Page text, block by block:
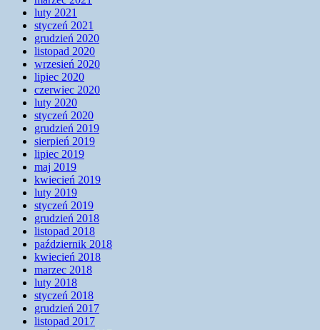
luty 2021
styczeń 2021
grudzień 2020
listopad 2020
wrzesień 2020
lipiec 2020
czerwiec 2020
luty 2020
styczeń 2020
grudzień 2019
sierpień 2019
lipiec 2019
maj 2019
kwiecień 2019
luty 2019
styczeń 2019
grudzień 2018
listopad 2018
październik 2018
kwiecień 2018
marzec 2018
luty 2018
styczeń 2018
grudzień 2017
listopad 2017